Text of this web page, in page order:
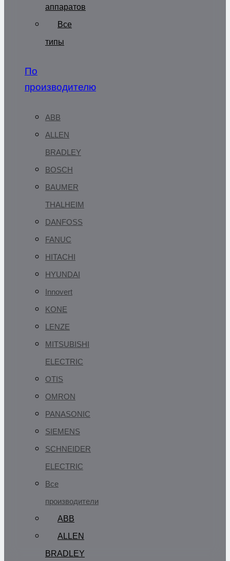
аппаратов
Все
типы
По
производителю
ABB
ALLEN
BRADLEY
BOSCH
BAUMER
THALHEIM
DANFOSS
FANUC
HITACHI
HYUNDAI
Innovert
KONE
LENZE
MITSUBISHI
ELECTRIC
OTIS
OMRON
PANASONIC
SIEMENS
SCHNEIDER
ELECTRIC
Все
производители
ABB
ALLEN
BRADLEY